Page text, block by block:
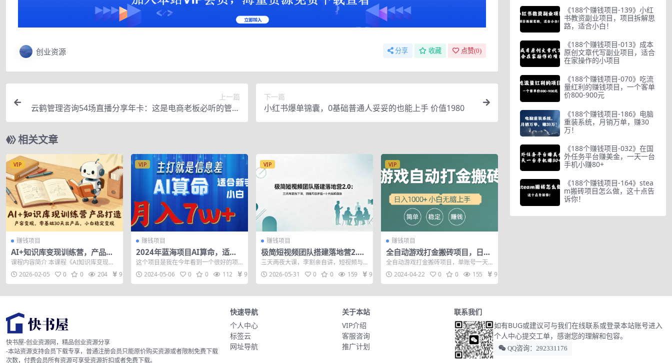
创业资源 分享 收藏 点赞(0)
上一篇
云鹤管理咨询54场直播分享年卡：这是电商老板必听的管理
直播分享（价值999)
下一篇
小红书爆单锦囊，0基础普通人妥妥的也能上手 价值1980
相关文章
VIP
赚钱项目
AI+知识库变现训练营，产品打
造、内容创作、全平台变现，零
基础30天出产品，小白稳定变现
课程内容简介 本课程《AI知识库变现实
战营》是一套为普通人设计的“知识产品
从0到...
2026-02-05 0 0 204 9.9
VIP
赚钱项目
2024年蓝海项目AI算命，适合
新手，月入7w
这个项目是我在今年看到一个很好的项
目，项目操作比较简单非常适合新手小
白上手实践，...
2024-05-06 0 0 112 9.9
VIP
赚钱项目
极简短视频团队搭建落地营2.
0：三天两夜线下课，四维内容
罗盘+十大爆款模版
三天两夜大课，李割亲自讲，短视频与
直播电商实战派导师，不同传媒创始
人，粉丝近40...
2026-05-31 0 0 159 9.9
VIP
赚钱项目
全自动游戏打金搬砖项目，日入
1000+ 小白无脑上手
全自动游戏打金搬砖项目，单账号一天
收益在200元左右。多开收益更多，轻松
日入10...
2024-04-22 0 0 155 9.9
《188个赚钱项目-139》小红
书教资副业项目，项目拆解思
路，适合小白！
《188个赚钱项目-013》成本
原创文章代写副业项目，适合
在家操作的小项目
《188个赚钱项目-070》吃流
量红利的赚钱项目，一个客单
价800-900元
《188个赚钱项目-186》电脑
重装系统，月销万单，赚30
万！
《188个赚钱项目-032》在国
外任务平台赚美金，一天一台
手机小赚80+
《188个赚钱项目-164》stea
m搬砖项目怎么做，这十点告
诉你！
快书屋-创业资源网，精品创业资源分享
-本站资源支持会员下载专享，普通注册会员只能原价购买资源或者限制免费下载
次数，付费会员所有资源可享受资源折扣或者免费下载。
快速导航
个人中心
标签云
网址导航
关于本站
VIP介绍
客服咨询
推广计划
联系我们
如有BUG或建议可与我们在线联系或登录本站账号进入
个人中心提交工单，感谢您的理解和包容。
QQ咨询：292331176